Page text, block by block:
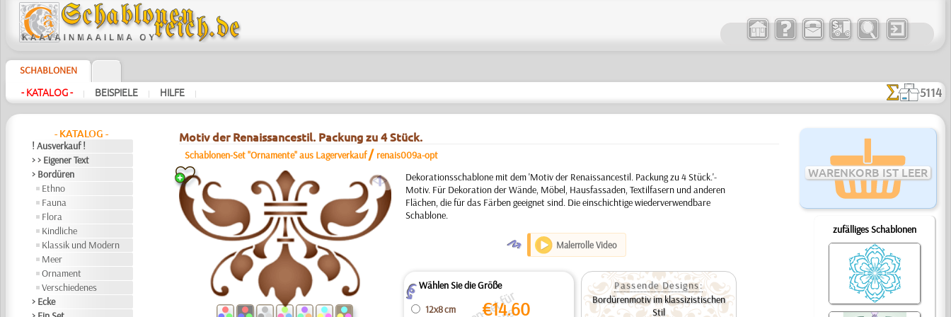
SCHABLONEN
- KATALOG - | BEISPIELE | HILFE | 5114
- KATALOG -
! Ausverkauf !
> > Eigener Text
> Bordüren
Ethno
Fauna
Flora
Kindliche
Klassik und Modern
Meer
Ornament
Verschiedenes
> Ecke
WARENKORB IST LEER
zufälliges Schablonen
Motiv der Renaissancestil. Packung zu 4 Stück.
Schablonen-Set "Ornamente" aus Lagerverkauf / renais009a-opt
a
Dekorationsschablone mit dem 'Motiv der Renaissancestil. Packung zu 4 Stück.'-
Motiv. Für Dekoration der Wände, Möbel, Hausfassaden, Textilfasern und anderen
Flächen, die für das Färben geeignet sind. Die einschichtige wiederverwendbare
Schablone.
O Malerrolle Video
ZWählen Sie die Größe
12x8 cm €14.60
Passende Designs:
Bordürenmotiv im klassizistischen
Stil